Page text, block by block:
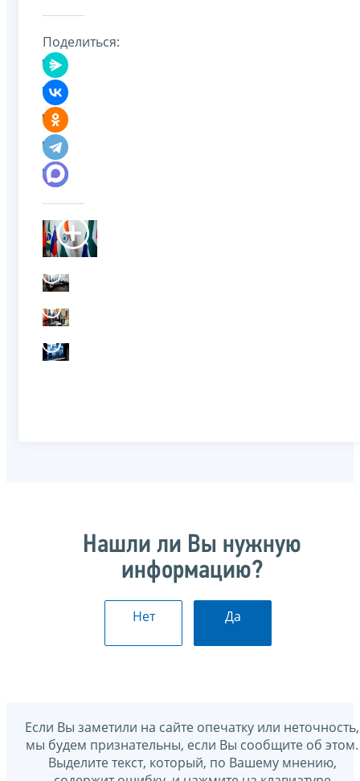
Поделиться:
Нашли ли Вы нужную
информацию?
Нет Да
Если Вы заметили на сайте опечатку или неточность,
мы будем признательны, если Вы сообщите об этом.
Выделите текст, который, по Вашему мнению,